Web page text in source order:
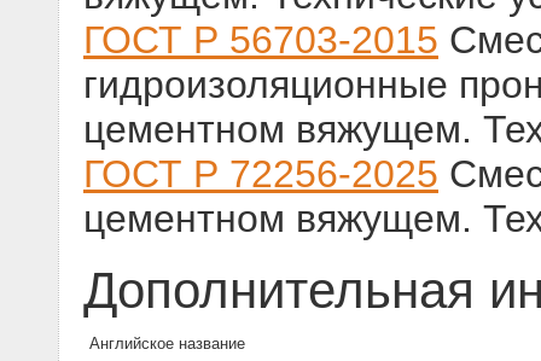
ГОСТ Р 56703-2015
гидроизоляционные
цементном вяжущем.
ГОСТ Р 72256-2025
цементном вяжущем.
Дополнительная
Английское название